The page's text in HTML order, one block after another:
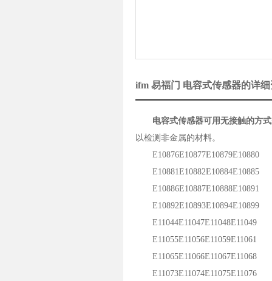
ifm 易福门 电容式传感器的详
电容式传感器可用无接触的方式
以检测非金属的材料。
E10876E10877E10879E10880
E10881E10882E10884E10885
E10886E10887E10888E10891
E10892E10893E10894E10899
E11044E11047E11048E11049
E11055E11056E11059E11061
E11065E11066E11067E11068
E11073E11074E11075E11076